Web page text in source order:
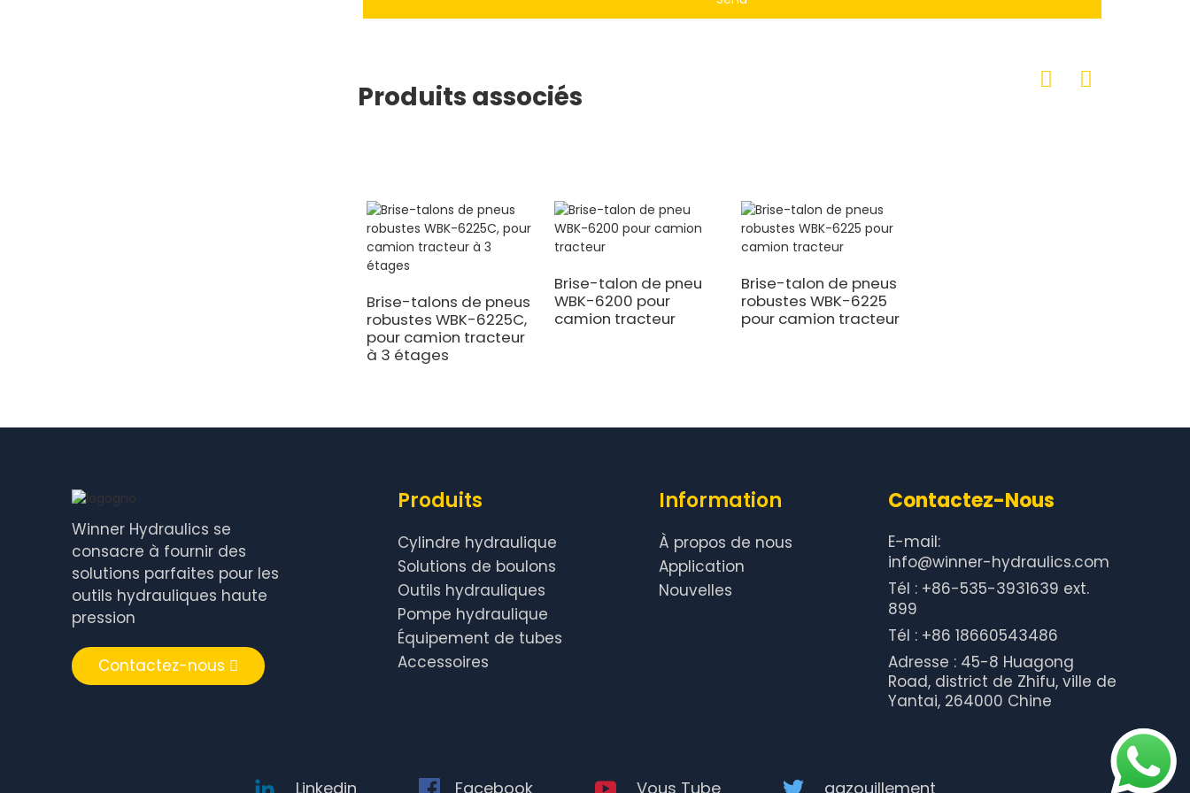
Produits associés
Brise-talons de pneus
robustes WBK-6225C,
pour camion tracteur
à 3 étages
Brise-talon de pneu
WBK-6200 pour
camion tracteur
Brise-talon de pneus
robustes WBK-6225
pour camion tracteur
Winner Hydraulics se
consacre à fournir des
solutions parfaites pour les
outils hydrauliques haute
pression
Contactez-nous
Produits
Cylindre hydraulique
Solutions de boulons
Outils hydrauliques
Pompe hydraulique
Équipement de tubes
Accessoires
Information
À propos de nous
Application
Nouvelles
Contactez-Nous
E-mail:
info@winner-hydraulics.com
Tél : +86-535-3931639 ext.
899
Tél : +86 18660543486
Adresse : 45-8 Huagong
Road, district de Zhifu, ville de
Yantai, 264000 Chine
Linkedin Facebook Vous Tube gazouillement